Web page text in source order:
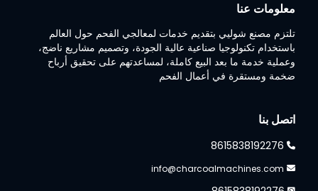
معلومات عنا
تلتزم مصنع شوليي بتقديم خدمات لمعالجي الفحم حول العالم
باستخدام تكنولوجيا صناعية عالية الجودة، وتصميم مشاريع ناضج،
وعملية خدمة ما بعد البيع كاملة، لمساعدتهم على تحقيق أرباح
ضخمة ومستقرة في أعمال الفحم
اتصل بنا
8615838192276
info@charcoalmachines.com